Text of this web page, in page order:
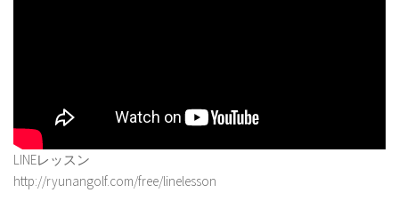
LINEレッスン
http://ryunangolf.com/free/linelesson